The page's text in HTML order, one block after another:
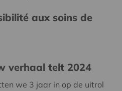
aux soins de
verhaal telt 2024
we 3 jaar in op de uitrol